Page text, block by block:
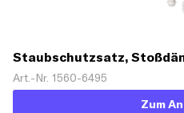
Staubschutzsatz,
Art.-Nr. 1560-6495
Zum